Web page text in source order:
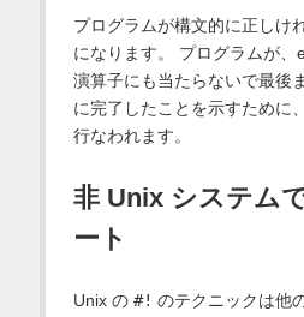
プログラムが構文的に正しけ
になります。 プログラムが
演算子にも当たらないで最後
に完了したことを示すために
行なわれます。
非 Unix システム
ート
Unix の #! のテクニックは他